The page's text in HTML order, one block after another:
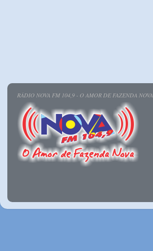
RÁDIO NOVA FM 104,9 - O AMOR DE FAZENDA NOVA